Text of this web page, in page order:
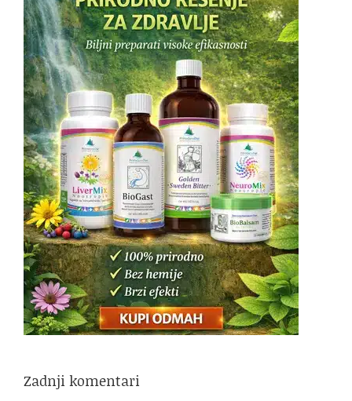
Zadnji komentari